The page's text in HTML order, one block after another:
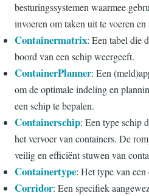
besturingssystemen waarmee
invoeren om taken uit te voeren
Containermatrix: Een tabel die
boord van een schip weergeeft.
ContainerPlanner: Een
om de optimale indeling en
een schip te bepalen.
Containerschip: Een type schip
het vervoer van containers. De
veilig en efficiënt stuwen van
Containertype: Het type van
Corridor: Een specifiek